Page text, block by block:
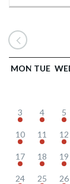
MON TUE
3 4 5
10 11 12
17 18 19
24 25 26